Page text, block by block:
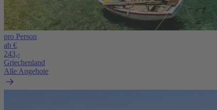
pro Person
ab €
243,-
Griechenland
Alle Angebote